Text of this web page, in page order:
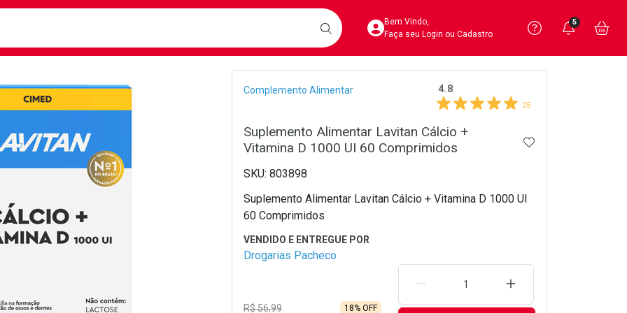
BUSCARAcesse sua Conta
Bem Vindo,
Faça seu Login ou Cadastro
Precisa
Ver Recursos
Você
5
Breadcrumb
Complemento Alimentar 4.8
25
Suplemento Alimentar Lavitan Cálcio +
Vitamina D 1000 UI 60 Comprimidos
ADICIONAR AOS
803898
Suplemento Alimentar Lavitan Cálcio + Vitamina D 1000 UI
60 Comprimidos
Drogarias Pacheco
R$ 56,99 18% OFF
REMOVER UMA UNIDADEAUMENTAR UMA